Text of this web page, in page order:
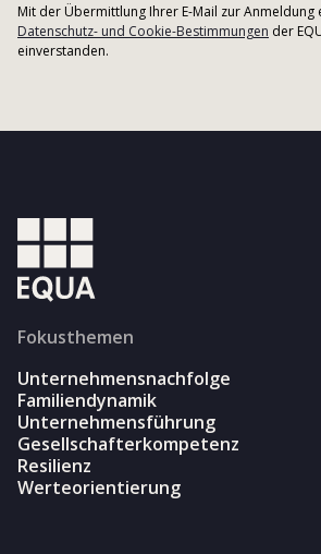
Mit der Übermittlung Ihrer E-Mail zur Anmeldung
Datenschutz- und Cookie-Bestimmungen der
einverstanden.
Fokusthemen
Unternehmensnachfolge
Familiendynamik
Unternehmensführung
Gesellschafterkompetenz
Resilienz
Werteorientierung